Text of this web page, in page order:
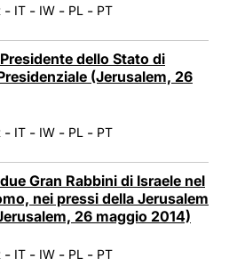
- IT - IW - PL - PT
dello Stato di
(Jerusalem, 26
- IT - IW - PL - PT
Gran Rabbini di Israele nel
nei pressi della Jerusalem
26 maggio 2014)
- IT - IW - PL - PT